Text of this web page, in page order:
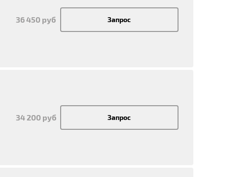
36 450 руб Запрос
34 200 руб Запрос